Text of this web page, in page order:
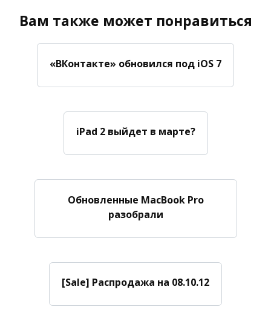
Вам также может понравиться
«ВКонтакте» обновился под iOS 7
iPad 2 выйдет в марте?
Обновленные MacBook Pro
разобрали
[Sale] Распродажа на 08.10.12